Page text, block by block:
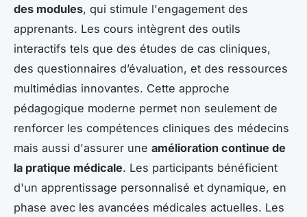
des modules, qui stimule l'engagement des
apprenants. Les cours intègrent des outils
interactifs tels que des études de cas cliniques,
des questionnaires d’évaluation, et des ressources
multimédias innovantes. Cette approche
pédagogique moderne permet non seulement de
renforcer les compétences cliniques des médecins
mais aussi d'assurer une amélioration continue de
la pratique médicale. Les participants bénéficient
d'un apprentissage personnalisé et dynamique, en
phase avec les avancées médicales actuelles. Les